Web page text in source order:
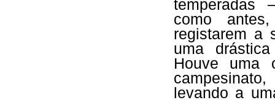
temperadas
como
registarem a
uma
Houve uma
levando a